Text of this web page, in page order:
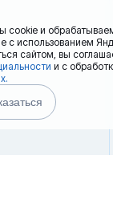
cookie и
с использованием
сайтом, вы
и с